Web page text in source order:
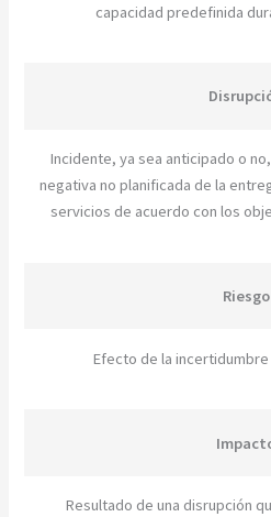
capacidad predefinida
Incidente, ya sea anticipado o
negativa no planificada de la
servicios de acuerdo con los
Riesgo
Efecto de la
Resultado de una disrupción